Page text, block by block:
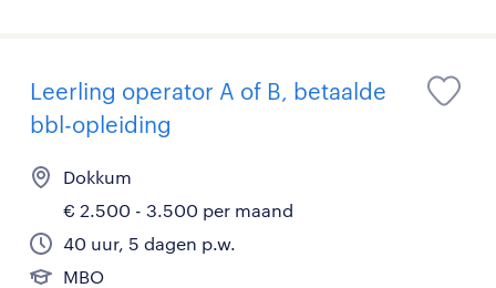
Leerling operator A of B, betaalde
bbl-opleiding
Dokkum
€ 2.500 - 3.500 per maand
40 uur, 5 dagen p.w.
MBO